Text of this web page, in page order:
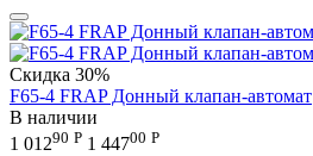
Скидка 30%
F65-4 FRAP Донный клапан-автомат
В наличии
1 01290 Р 1 44700 Р